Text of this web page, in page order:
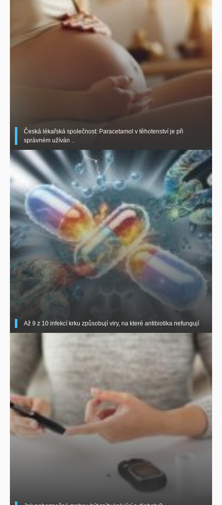
Česká lékařská společnost: Paracetamol v těhotenství je při
správném užíván ..
Až 9 z 10 infekcí krku způsobují viry, na které antibiotika nefungují